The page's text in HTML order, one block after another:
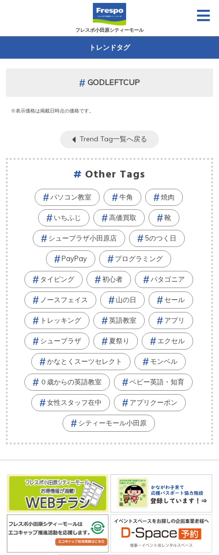
フレスポ小田原シティーモール
トレンドタグ
GODLEFTCUP
※表示価格は掲載日時点の価格です。
Trend Tag一覧へ戻る
Other Tags
パソコン教室 牛角 焼肉
いちふじ 高価買取 靴
シュープラザ小田原店 5のつく日
PayPay プログラミング
タイピング 初心者 パタゴニア
ノースフェイス 山の日 セール
トレッキング 英語教室 アプリ
シュープラザ 夏祭り エクセル
かなとくスーツセレクト モンベル
０歳からの英語教室 ベビー英語・知育
女性スタッフ在中 アプリクーポン
シティーモール小田原